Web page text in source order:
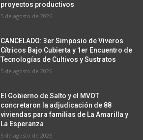
proyectos productivos
5 de agosto de 2026
CANCELADO: 3er Simposio de Viveros
Cítricos Bajo Cubierta y 1er Encuentro de
Tecnologías de Cultivos y Sustratos
5 de agosto de 2026
El Gobierno de Salto y el MVOT
concretaron la adjudicación de 88
viviendas para familias de La Amarilla y
La Esperanza
5 de agosto de 2026